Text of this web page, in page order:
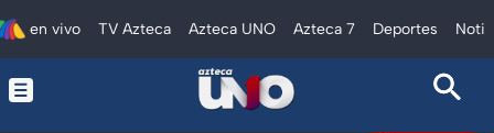
en vivo TV Azteca Azteca UNO Azteca 7 Deportes